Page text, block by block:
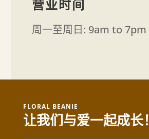
营业时间
周一至周日: 9am to 7pm
FLORAL BEANIE
让我们与爱一起成长！